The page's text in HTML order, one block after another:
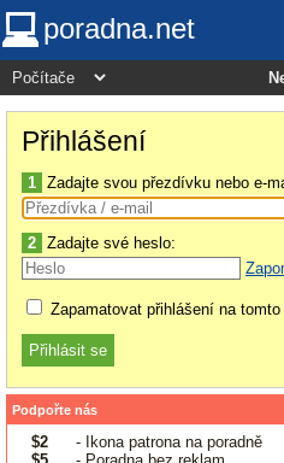
poradna.net
Přihlášení
1 Zadajte svou přezdívku nebo e-
2 Zadajte své heslo:
Zapamatovat přihlášení na
Podpořte nás
$2
- Ikona patrona na poradně